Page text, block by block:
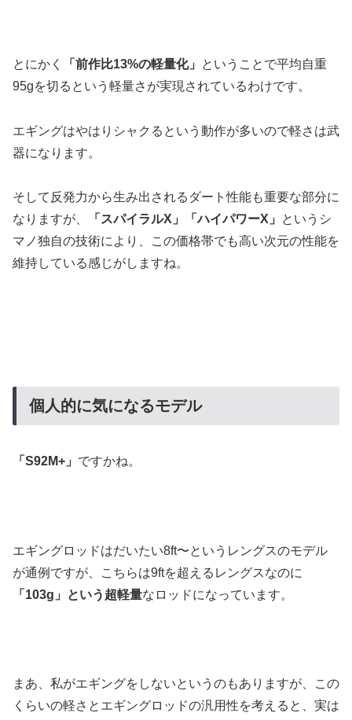
とにかく 「前作比13%の軽量化」
ということで平均自重
95gを切るという軽量さが実現されているわけです。
エギングはやはりシャクるという動作が多いので軽さは武
器になります。
そして反発力から生み出されるダート性能も重要な部分に
なりますが、
「スパイラルX」「ハイパワーX」
というシ
マノ独自の技術により、この価格帯でも高い次元の性能を
維持している感じがしますね。
個人的に気になるモデル
「S92M+」 ですかね。
エギングロッドはだいたい8ft〜というレングスのモデル
が通例ですが、こちらは9ftを超えるレングスなのに
「103g」という超軽量なロッドになっています。
まあ、私がエギングをしないというのもありますが、この
くらいの軽さとエギングロッドの汎用性を考えると、実は